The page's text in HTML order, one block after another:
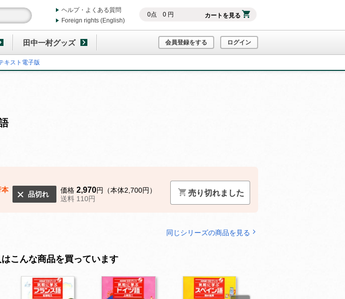
0点 0円 カートを見る
ヘルプ・よくある質問
Foreign rights (English)
田中一村グッズ 会員登録をする ログイン
キスト電子版
本
品切れ 価格 2,970円（本体2,700円）
送料 110円
売り切れました
同じシリーズの商品を見る
こんな商品を買っています